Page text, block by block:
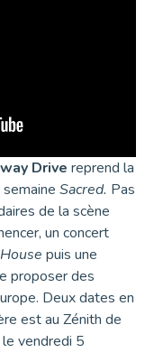
Drive reprend la
Sacred. Pas
de la scène
un concert
puis une
proposer des
Deux dates en
est au Zénith de
vendredi 5